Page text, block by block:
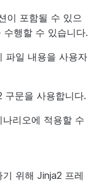
이 포함될 수 있으
행할 수 있습니다.
파일 내용을 사용자
구문을 사용합니다.
리오에 적용할 수
위해 Jinja2 프레